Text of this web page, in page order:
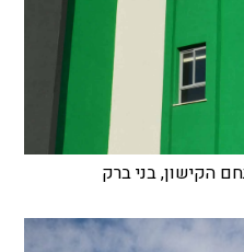
הקישון, בני ברק